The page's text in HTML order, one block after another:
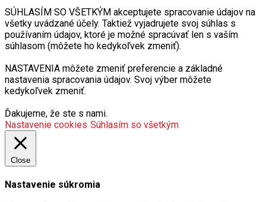
SÚHLASÍM SO VŠETKÝM akceptujete spracovanie údajov na
všetky uvádzané účely. Taktiež vyjadrujete svoj súhlas s
používaním údajov, ktoré je možné spracúvať len s vaším
súhlasom (môžete ho kedykoľvek zmeniť).
NASTAVENIA môžete zmeniť preferencie a základné
nastavenia spracovania údajov. Svoj výber môžete
kedykoľvek zmeniť.
Ďakujeme, že ste s nami.
Nastavenie cookies Súhlasím so všetkým
Close
Nastavenie súkromia